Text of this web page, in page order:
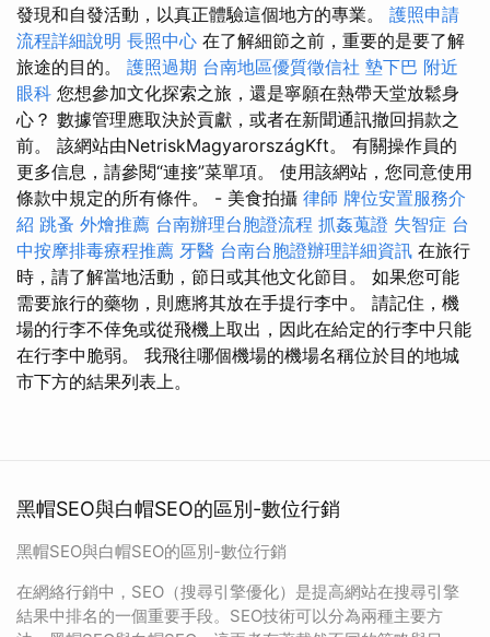
發現和自發活動，以真正體驗這個地方的專業。 護照申請
流程詳細說明 長照中心 在了解細節之前，重要的是要了解
旅途的目的。 護照過期 台南地區優質徵信社 墊下巴 附近
眼科 您想參加文化探索之旅，還是寧願在熱帶天堂放鬆身
心？ 數據管理應取決於貢獻，或者在新聞通訊撤回捐款之
前。 該網站由NetriskMagyarországKft。 有關操作員的
更多信息，請參閱“連接”菜單項。 使用該網站，您同意使用
條款中規定的所有條件。 - 美食拍攝 律師 牌位安置服務介
紹 跳蚤 外燴推薦 台南辦理台胞證流程 抓姦蒐證 失智症 台
中按摩排毒療程推薦 牙醫 台南台胞證辦理詳細資訊 在旅行
時，請了解當地活動，節日或其他文化節目。 如果您可能
需要旅行的藥物，則應將其放在手提行李中。 請記住，機
場的行李不倖免或從飛機上取出，因此在給定的行李中只能
在行李中脆弱。 我飛往哪個機場的機場名稱位於目的地城
市下方的結果列表上。
黑帽SEO與白帽SEO的區別-數位行銷
黑帽SEO與白帽SEO的區別-數位行銷
在網絡行銷中，SEO（搜尋引擎優化）是提高網站在搜尋引擎
結果中排名的一個重要手段。SEO技術可以分為兩種主要方